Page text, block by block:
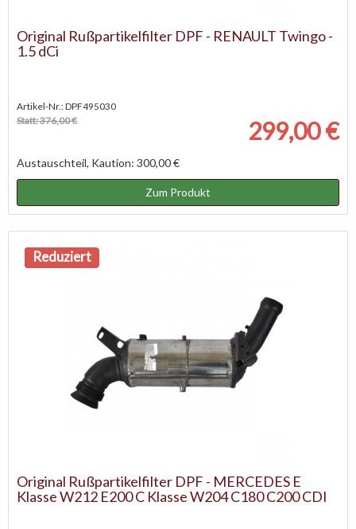
Original Rußpartikelfilter DPF - RENAULT Twingo -
1.5 dCi
Artikel-Nr.: DPF495030
Statt: 376,00 €
299,00 €
Austauschteil, Kaution: 300,00 €
Zum Produkt
NEU
Reduziert
Original Rußpartikelfilter DPF - MERCEDES E
Klasse W212 E200 C Klasse W204 C180 C200 CDI